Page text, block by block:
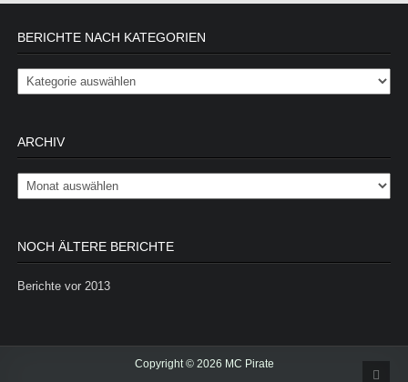
BERICHTE NACH KATEGORIEN
Berichte nach Kategorien
ARCHIV
Archiv
NOCH ÄLTERE BERICHTE
Berichte vor 2013
Copyright © 2026 MC Pirate